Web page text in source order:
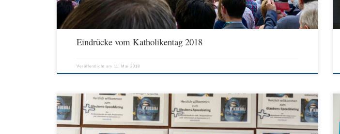
Eindrücke vom Katholikentag 2018
Veröffentlicht am 11. Mai 2018